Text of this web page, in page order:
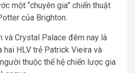
một “chuyên gia” chiến thuật
của Brighton.
và Crystal Palace đêm nay là
HLV trẻ Patrick Vieira và
thuộc thế hệ chiến lược gia